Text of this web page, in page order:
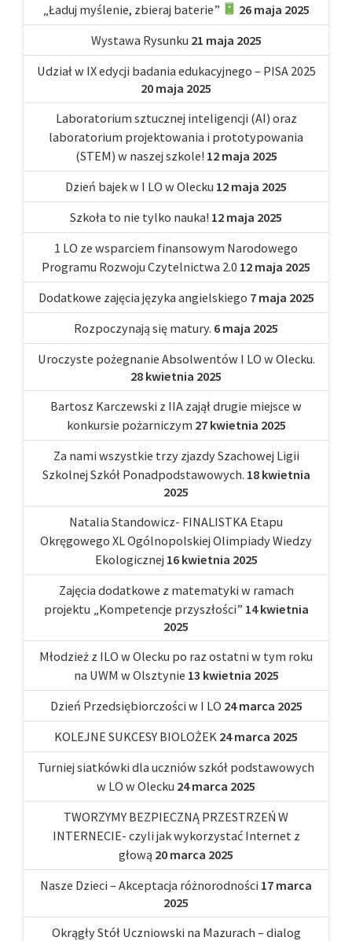
„Ładuj myślenie, zbieraj baterie”
26 maja 2025
Wystawa Rysunku 21 maja 2025
Udział w IX edycji badania edukacyjnego – PISA 2025
20 maja 2025
Laboratorium sztucznej inteligencji (AI) oraz
laboratorium projektowania i prototypowania
(STEM) w naszej szkole! 12 maja 2025
Dzień bajek w I LO w Olecku 12 maja 2025
Szkoła to nie tylko nauka! 12 maja 2025
1 LO ze wsparciem finansowym Narodowego
Programu Rozwoju Czytelnictwa 2.0 12 maja 2025
Dodatkowe zajęcia języka angielskiego 7 maja 2025
Rozpoczynają się matury. 6 maja 2025
Uroczyste pożegnanie Absolwentów I LO w Olecku.
28 kwietnia 2025
Bartosz Karczewski z IIA zajął drugie miejsce w
konkursie pożarniczym 27 kwietnia 2025
Za nami wszystkie trzy zjazdy Szachowej Ligii
Szkolnej Szkół Ponadpodstawowych. 18 kwietnia
2025
Natalia Standowicz- FINALISTKA Etapu
Okręgowego XL Ogólnopolskiej Olimpiady Wiedzy
Ekologicznej 16 kwietnia 2025
Zajęcia dodatkowe z matematyki w ramach
projektu „Kompetencje przyszłości” 14 kwietnia
2025
Młodzież z ILO w Olecku po raz ostatni w tym roku
na UWM w Olsztynie 13 kwietnia 2025
Dzień Przedsiębiorczości w I LO 24 marca 2025
KOLEJNE SUKCESY BIOLOŻEK 24 marca 2025
Turniej siatkówki dla uczniów szkół podstawowych
w LO w Olecku 24 marca 2025
TWORZYMY BEZPIECZNĄ PRZESTRZEŃ W
INTERNECIE- czyli jak wykorzystać Internet z
głową 20 marca 2025
Nasze Dzieci – Akceptacja różnorodności 17 marca
2025
Okrągły Stół Uczniowski na Mazurach – dialog